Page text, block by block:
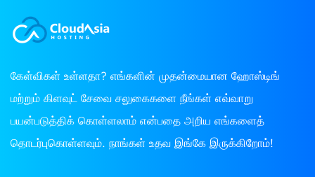
கேள்விகள் உள்ளதா? எங்களின் முதன்மையான ஹோஸ்டிங்
மற்றும் கிளவுட் சேவை சலுகைகளை நீங்கள் எவ்வாறு
பயன்படுத்திக் கொள்ளலாம் என்பதை அறிய எங்களைத்
தொடர்புகொள்ளவும். நாங்கள் உதவ இங்கே இருக்கிறோம்!